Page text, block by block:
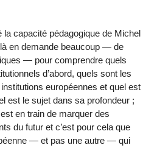
la capacité pédagogique de Michel
en demande beaucoup — de
— pour comprendre quels
d’abord, quels sont les
européennes et quel est
est le sujet dans sa profondeur ;
en train de marquer des
du futur et c’est pour cela que
— et pas une autre — qui